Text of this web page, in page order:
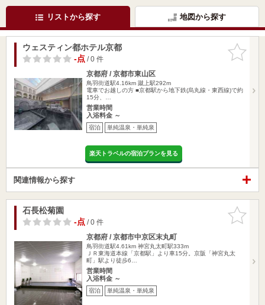
リストから探す 地図から探す
お気に入
りに追加
ウェスティン都ホテル京都
-点/ 0 件
京都府 / 京都市東山区
鳥羽街道駅4.16km 蹴上駅292m
電車でお越しの方 ■京都駅から地下鉄(烏丸線・東西線)で約
15分、…
営業時間
入浴料金 ～
宿泊 単純温泉・単純泉
楽天トラベルの宿泊プランを見る
関連情報から探す
お気に入
りに追加
石長松菊園
-点/ 0 件
京都府 / 京都市中京区末丸町
鳥羽街道駅4.61km 神宮丸太町駅333m
ＪＲ東海道本線「京都駅」より車15分。京阪「神宮丸太
町」駅より徒歩6…
営業時間
入浴料金 ～
宿泊 単純温泉・単純泉